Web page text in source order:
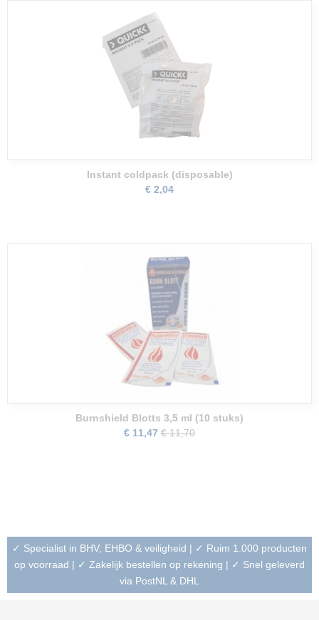
Instant coldpack (disposable)
€ 2,04
Burnshield Blotts 3,5 ml (10 stuks)
€ 11,47 € 11,70
✓ Specialist in BHV, EHBO & veiligheid | ✓ Ruim 1.000 producten
op voorraad | ✓ Zakelijk bestellen op rekening | ✓ Snel geleverd
via PostNL & DHL